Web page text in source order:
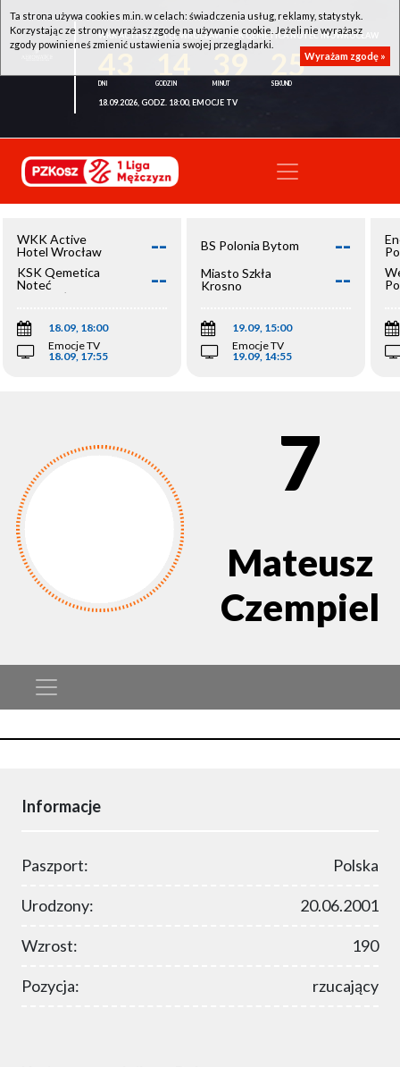
WKK ACTIVE HOTEL WROCŁAW - KSK QEMETICA NOTEĆ INOWROCŁAW
25
18.09.2026, GODZ. 18:00, EMOCJE TV
WKK Active
Hotel Wrocław
--
KSK Qemetica
Noteć
Inowrocław
--
18.09, 18:00
Emocje TV
18.09, 17:55
BS Polonia Bytom --
Miasto Szkła
Krosno
--
19.09, 15:00
Emocje TV
19.09, 14:55
7
Mateusz
Czempiel
Informacje
Paszport: Polska
Urodzony: 20.06.2001
Wzrost: 190
Pozycja: rzucający
Ta strona używa cookies m.in. w celach: świadczenia usług, reklamy, statystyk.
Korzystając ze strony wyrażasz zgodę na używanie cookie. Jeżeli nie wyrażasz
zgody powinieneś zmienić ustawienia swojej przeglądarki.
Wyrażam zgodę »